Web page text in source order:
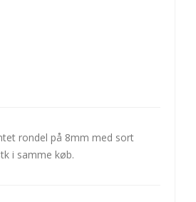
rondel på 8mm med sort
i samme køb.